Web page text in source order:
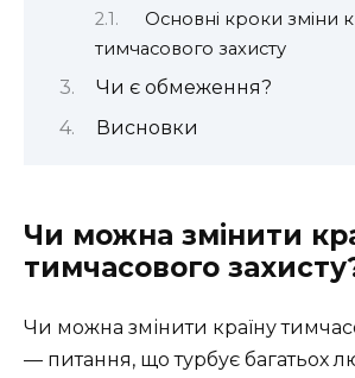
Основні кроки зміни
тимчасового захисту
Чи є обмеження?
Висновки
Чи можна змінити
тимчасового
Чи можна змінити країну
— питання, що турбує багатьох